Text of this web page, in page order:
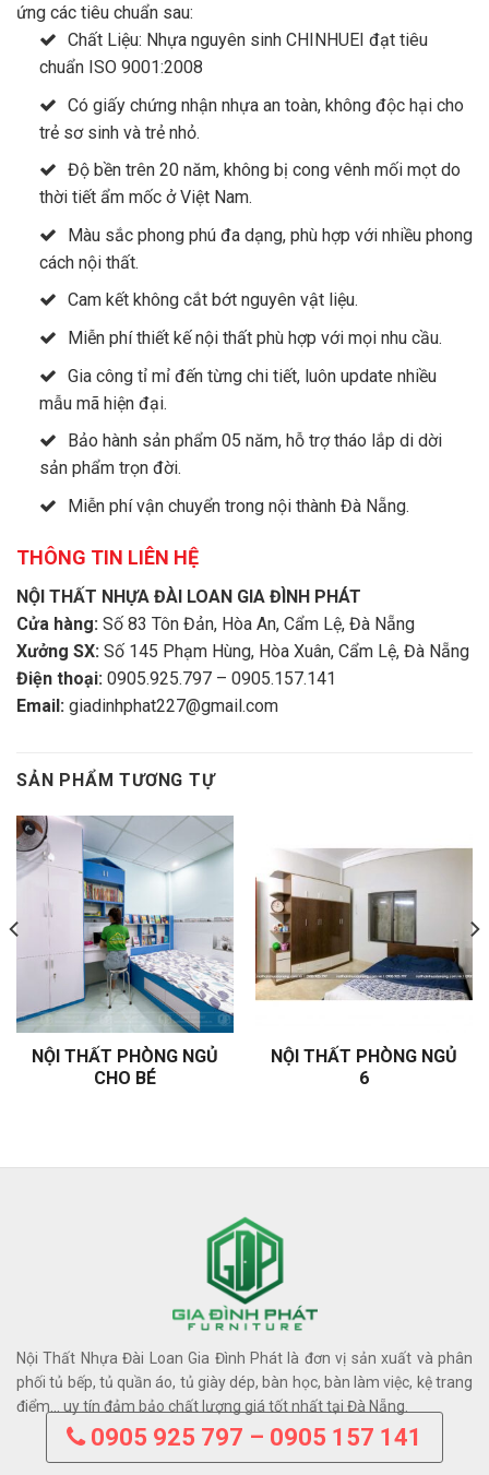
ứng các tiêu chuẩn sau:
Chất Liệu: Nhựa nguyên sinh CHINHUEI đạt tiêu
chuẩn ISO 9001:2008
Có giấy chứng nhận nhựa an toàn, không độc hại cho
trẻ sơ sinh và trẻ nhỏ.
Độ bền trên 20 năm, không bị cong vênh mối mọt do
thời tiết ẩm mốc ở Việt Nam.
Màu sắc phong phú đa dạng, phù hợp với nhiều phong
cách nội thất.
Cam kết không cắt bớt nguyên vật liệu.
Miễn phí thiết kế nội thất phù hợp với mọi nhu cầu.
Gia công tỉ mỉ đến từng chi tiết, luôn update nhiều
mẫu mã hiện đại.
Bảo hành sản phẩm 05 năm, hỗ trợ tháo lắp di dời
sản phẩm trọn đời.
Miễn phí vận chuyển trong nội thành Đà Nẵng.
THÔNG TIN LIÊN HỆ
NỘI THẤT NHỰA ĐÀI LOAN GIA ĐÌNH PHÁT
Cửa hàng: Số 83 Tôn Đản, Hòa An, Cẩm Lệ, Đà Nẵng
Xưởng SX: Số 145 Phạm Hùng, Hòa Xuân, Cẩm Lệ, Đà Nẵng
Điện thoại: 0905.925.797 – 0905.157.141
Email: giadinhphat227@gmail.com
SẢN PHẨM TƯƠNG TỰ
NỘI THẤT PHÒNG NGỦ
CHO BÉ
NỘI THẤT PHÒNG NGỦ
6
Nội Thất Nhựa Đài Loan Gia Đình Phát là đơn vị sản xuất và phân
phối tủ bếp, tủ quần áo, tủ giày dép, bàn học, bàn làm việc, kệ trang
điểm… uy tín đảm bảo chất lượng giá tốt nhất tại Đà Nẵng.
0905 925 797 – 0905 157 141